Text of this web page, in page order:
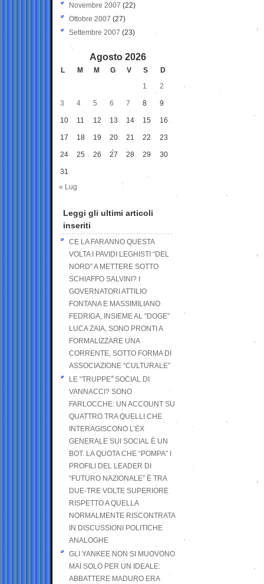
Novembre 2007 (22)
Ottobre 2007 (27)
Settembre 2007 (23)
Agosto 2026
L M M G V S
D
1
2
3 4 5 6 7 8 9
10 11 12 13 14 15 16
17 18 19 20 21 22 23
24 25 26 27 28 29 30
31
« Lug
Leggi gli ultimi articoli
inseriti
CE LA FARANNO QUESTA
VOLTA I PAVIDI LEGHISTI “DEL
NORD” A METTERE SOTTO
SCHIAFFO SALVINI? I
GOVERNATORI ATTILIO
FONTANA E MASSIMILIANO
FEDRIGA, INSIEME AL “DOGE”
LUCA ZAIA, SONO PRONTI A
FORMALIZZARE UNA
CORRENTE, SOTTO FORMA DI
ASSOCIAZIONE “CULTURALE”
LE “TRUPPE” SOCIAL DI
VANNACCI? SONO
FARLOCCHE: UN ACCOUNT SU
QUATTRO TRA QUELLI CHE
INTERAGISCONO L’EX
GENERALE SUI SOCIAL È UN
BOT. LA QUOTA CHE “POMPA” I
PROFILI DEL LEADER DI
“FUTURO NAZIONALE” È TRA
DUE-TRE VOLTE SUPERIORE
RISPETTO A QUELLA
NORMALMENTE RISCONTRATA
IN DISCUSSIONI POLITICHE
ANALOGHE
GLI YANKEE NON SI MUOVONO
MAI SOLO PER UN IDEALE:
ABBATTERE MADURO ERA